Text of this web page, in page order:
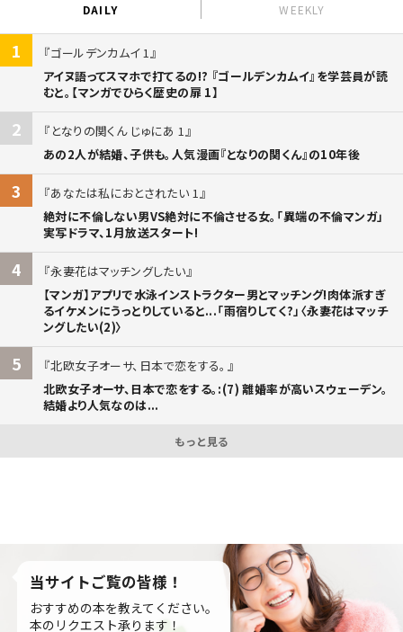
DAILY WEEKLY
1
ゴールデンカムイ 1
アイヌ語ってスマホで打てるの!? 『ゴールデンカムイ』を学芸員が読
むと。【マンガでひらく歴史の扉 1】
2
となりの関くん じゅにあ 1
あの2人が結婚、子供も。人気漫画『となりの関くん』の10年後
3
あなたは私におとされたい 1
絶対に不倫しない男VS絶対に不倫させる女。「異端の不倫マンガ」
実写ドラマ、1月放送スタート!
4
永妻花はマッチングしたい
【マンガ】アプリで水泳インストラクター男とマッチング!肉体派すぎ
るイケメンにうっとりしていると...「雨宿りしてく?」〈永妻花はマッチ
ングしたい(2)〉
5
北欧女子オーサ、日本で恋をする。
北欧女子オーサ、日本で恋をする。:(7) 離婚率が高いスウェーデン。
結婚より人気なのは...
もっと見る
当サイトご覧の皆様！
おすすめの本を教えてください。
本のリクエスト承ります！